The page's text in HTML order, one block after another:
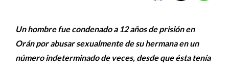
Un hombre fue condenado a 12 años de prisión en
Orán por abusar sexualmente de su hermana en un
número indeterminado de veces, desde que ésta tenía